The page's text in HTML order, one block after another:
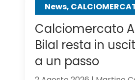
News,
Calciomercato
Bilal resta in
a un passo